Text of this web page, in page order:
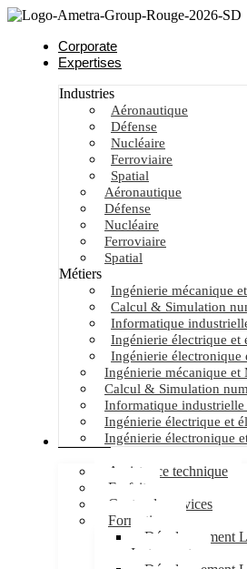
Corporate
Expertises
Industries
Aéronautique
Défense
Nucléaire
Ferroviaire
Spatial
Aéronautique
Défense
Nucléaire
Ferroviaire
Spatial
Métiers
Ingénierie mécanique
Calcul & Simulation
Informatique
Ingénierie électrique et
Ingénierie électronique
Ingénierie mécanique et
Calcul & Simulation
Informatique industrielle
Ingénierie électrique et
Ingénierie électronique
Services
Assistance technique
Forfait
Centre de services
Formations
Développement
Instruments